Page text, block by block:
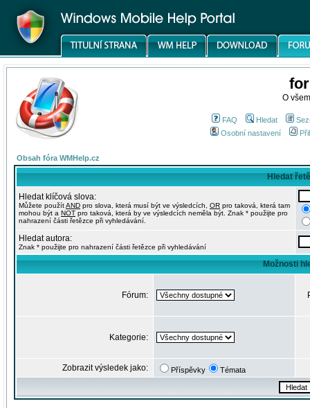
O
FAQ Hledat
Osobní nastavení
Obsah fóra WMHelp.cz
Hledat
Hledat klíčová slova:
Můžete použítAND pro slova, která musí být ve výsledcích, OR pro taková, která tam
mohou být a NOT pro taková, která by ve výsledcích neměla být. Znak * použijte pro
nahrazení části řetězce při vyhledávání.
Hledat autora:
Znak * použijte pro nahrazení části řetězce při vyhledávání
Možnosti
Fórum:
Kategorie:
Zobrazit výsledek jako: Příspěvky Témata